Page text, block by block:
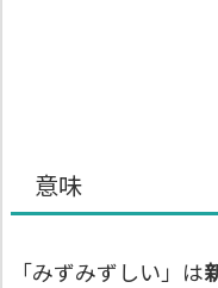
意味
「みずみずしい」は